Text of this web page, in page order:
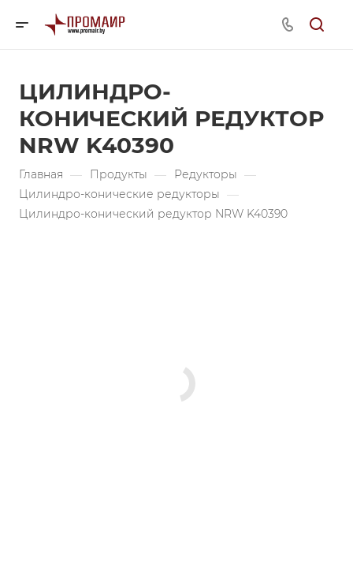
ЦИЛИНДРО-
КОНИЧЕСКИЙ РЕДУКТОР
NRW K40390
Главная — Продукты — Редукторы —
Цилиндро-конические редукторы —
Цилиндро-конический редуктор NRW K40390